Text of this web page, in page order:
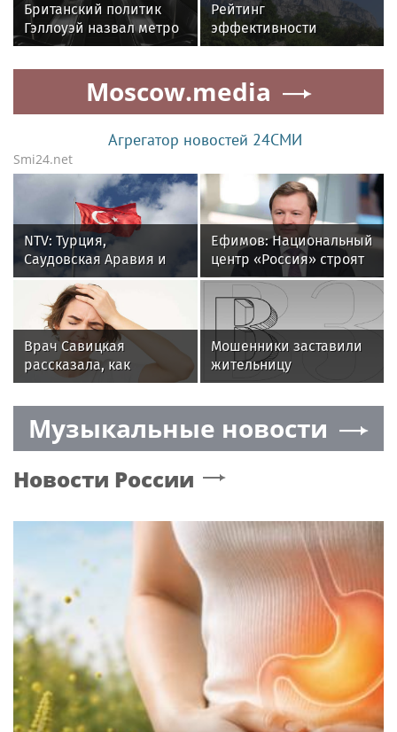
Британский политик
Гэллоуэй назвал метро
в Москве восьмым
чудом света
Рейтинг
эффективности
сенаторов Совета
Федерации РФ. Итоги
весенней сессии-2026
Moscow.media
Агрегатор новостей 24СМИ
Smi24.net
NTV: Турция,
Саудовская Аравия и
Пакистан
объединились в
военный альянс
Ефимов: Национальный
центр «Россия» строят
с небольшим
опережением графика
Врач Савицкая
рассказала, как
метеозависимым
температуры
Мошенники заставили
жительницу
Подмосковья поджечь
Музыкальные новости
Новости России